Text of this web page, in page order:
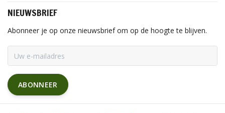
NIEUWSBRIEF
Abonneer je op onze nieuwsbrief om op de hoogte te blijven.
ABONNEER